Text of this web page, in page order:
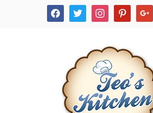
facebooktwitter instagrampinterestgoogle